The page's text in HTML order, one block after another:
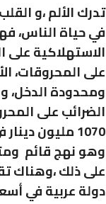
تدرك الألم ،و
في حياة الناس،
الاستهلاكية على
على المحروقات،
ومحدودة الدخل،
1070 مليون دينار في عام 2019.
وهو نهج قائم
على ذلك ،وهناك
دولة عربية في